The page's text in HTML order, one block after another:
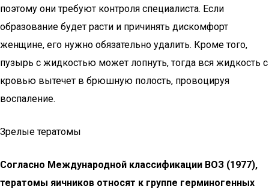
поэтому они требуют контроля специалиста. Если
образование будет расти и причинять дискомфорт
женщине, его нужно обязательно удалить. Кроме того,
пузырь с жидкостью может лопнуть, тогда вся жидкость с
кровью вытечет в брюшную полость, провоцируя
воспаление.
Зрелые тератомы
Согласно Международной классификации ВОЗ (1977),
тератомы яичников относят к группе герминогенных